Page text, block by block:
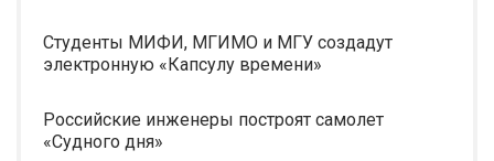
Студенты МИФИ, МГИМО и МГУ создадут
электронную «Капсулу времени»
Российские инженеры построят самолет
«Судного дня»